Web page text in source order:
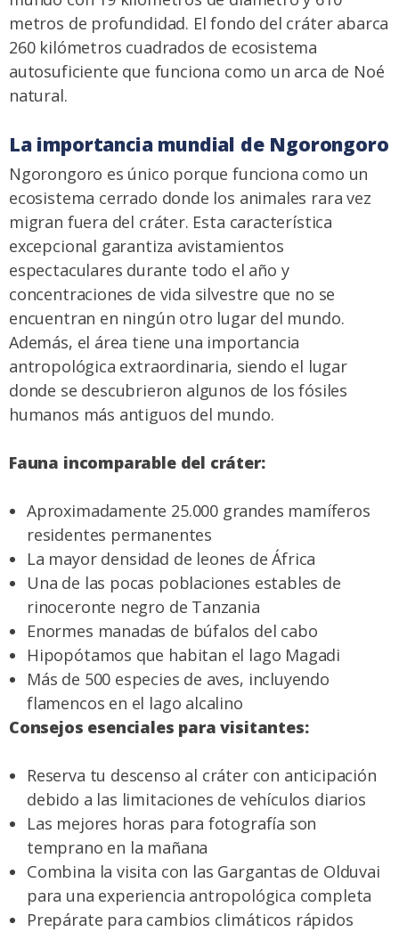
metros de profundidad. El fondo del cráter abarca
260 kilómetros cuadrados de ecosistema
autosuficiente que funciona como un arca de Noé
natural.
La importancia mundial de Ngorongoro
Ngorongoro es único porque funciona como un
ecosistema cerrado donde los animales rara vez
migran fuera del cráter. Esta característica
excepcional garantiza avistamientos
espectaculares durante todo el año y
concentraciones de vida silvestre que no se
encuentran en ningún otro lugar del mundo.
Además, el área tiene una importancia
antropológica extraordinaria, siendo el lugar
donde se descubrieron algunos de los fósiles
humanos más antiguos del mundo.
Fauna incomparable del cráter:
Aproximadamente 25.000 grandes mamíferos
residentes permanentes
La mayor densidad de leones de África
Una de las pocas poblaciones estables de
rinoceronte negro de Tanzania
Enormes manadas de búfalos del cabo
Hipopótamos que habitan el lago Magadi
Más de 500 especies de aves, incluyendo
flamencos en el lago alcalino
Consejos esenciales para visitantes:
Reserva tu descenso al cráter con anticipación
debido a las limitaciones de vehículos diarios
Las mejores horas para fotografía son
temprano en la mañana
Combina la visita con las Gargantas de Olduvai
para una experiencia antropológica completa
Prepárate para cambios climáticos rápidos